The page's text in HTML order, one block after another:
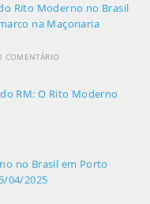
Rito Moderno no Brasil
na Maçonaria
1 COMENTÁRIO
RM: O Rito Moderno
no Brasil em Porto
04/2025